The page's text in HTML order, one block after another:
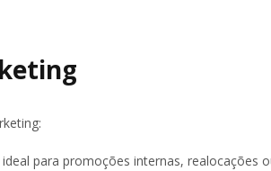
para promoções internas, realocações